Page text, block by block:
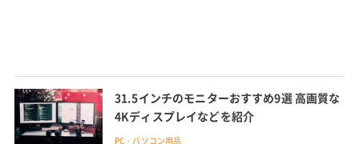
31.5インチのモニターおすすめ9選 高画質な
4Kディスプレイなどを紹介
PC・パソコン用品